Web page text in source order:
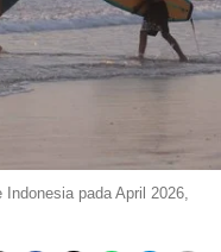
pada April 2026,